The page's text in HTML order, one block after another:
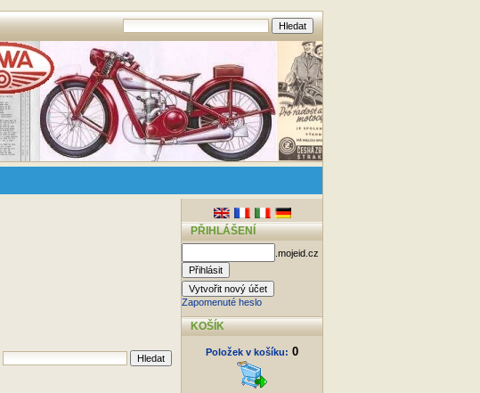
PŘIHLÁŠENÍ
.mojeid.cz
Zapomenuté heslo
KOŠÍK
Položek v košíku: 0